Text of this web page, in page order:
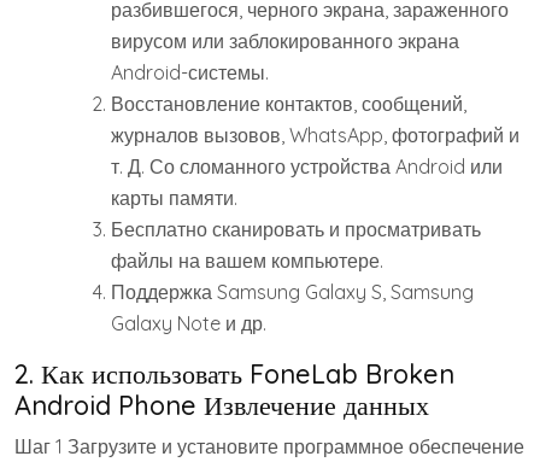
разбившегося, черного экрана, зараженного
вирусом или заблокированного экрана
Android-системы.
Восстановление контактов, сообщений,
журналов вызовов, WhatsApp, фотографий и
т. Д. Со сломанного устройства Android или
карты памяти.
Бесплатно сканировать и просматривать
файлы на вашем компьютере.
Поддержка Samsung Galaxy S, Samsung
Galaxy Note и др.
2. Как использовать FoneLab Broken
Android Phone Извлечение данных
Шаг 1 Загрузите и установите программное обеспечение